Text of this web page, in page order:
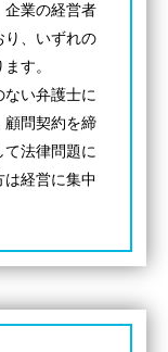
企業の経営者
り、いずれの
す。
い弁護士に
顧問契約を締
法律問題に
は経営に集中